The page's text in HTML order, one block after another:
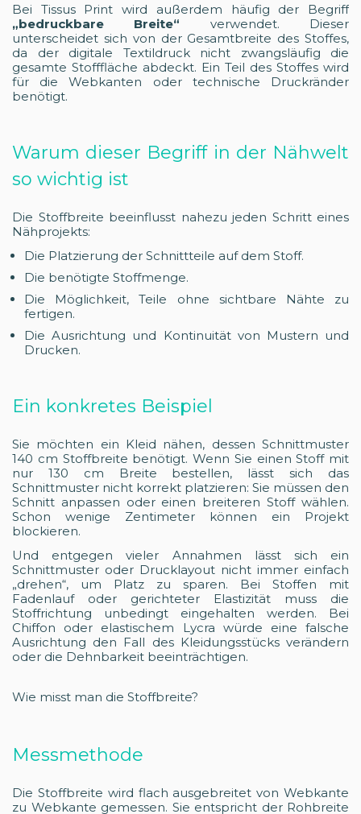
Bei Tissus Print wird außerdem häufig der Begriff
„bedruckbare Breite“ verwendet. Dieser
unterscheidet sich von der Gesamtbreite des Stoffes,
da der digitale Textildruck nicht zwangsläufig die
gesamte Stofffläche abdeckt. Ein Teil des Stoffes wird
für die Webkanten oder technische Druckränder
benötigt.
Warum dieser Begriff in der Nähwelt
so wichtig ist
Die Stoffbreite beeinflusst nahezu jeden Schritt eines
Nähprojekts:
Die Platzierung der Schnittteile auf dem Stoff.
Die benötigte Stoffmenge.
Die Möglichkeit, Teile ohne sichtbare Nähte zu
fertigen.
Die Ausrichtung und Kontinuität von Mustern und
Drucken.
Ein konkretes Beispiel
Sie möchten ein Kleid nähen, dessen Schnittmuster
140 cm Stoffbreite benötigt. Wenn Sie einen Stoff mit
nur 130 cm Breite bestellen, lässt sich das
Schnittmuster nicht korrekt platzieren: Sie müssen den
Schnitt anpassen oder einen breiteren Stoff wählen.
Schon wenige Zentimeter können ein Projekt
blockieren.
Und entgegen vieler Annahmen lässt sich ein
Schnittmuster oder Drucklayout nicht immer einfach
„drehen“, um Platz zu sparen. Bei Stoffen mit
Fadenlauf oder gerichteter Elastizität muss die
Stoffrichtung unbedingt eingehalten werden. Bei
Chiffon oder elastischem Lycra würde eine falsche
Ausrichtung den Fall des Kleidungsstücks verändern
oder die Dehnbarkeit beeinträchtigen.
Wie misst man die Stoffbreite?
Messmethode
Die Stoffbreite wird flach ausgebreitet von Webkante
zu Webkante gemessen. Sie entspricht der Rohbreite